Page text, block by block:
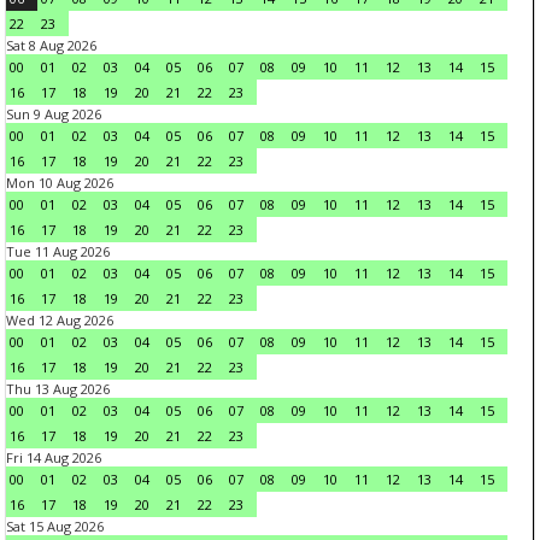
22
23
Sat 8 Aug 2026
00
01 02 03 04 05 06 07 08 09 10 11 12 13 14
15
16
17 18 19 20 21 22
23
Sun 9 Aug 2026
00
01 02 03 04 05 06 07 08 09 10 11 12 13 14
15
16
17 18 19 20 21 22
23
Mon 10 Aug 2026
00
01 02 03 04 05 06 07 08 09 10 11 12 13 14
15
16
17 18 19 20 21 22
23
Tue 11 Aug 2026
00
01 02 03 04 05 06 07 08 09 10 11 12 13 14
15
16
17 18 19 20 21 22
23
Wed 12 Aug 2026
00
01 02 03 04 05 06 07 08 09 10 11 12 13 14
15
16
17 18 19 20 21 22
23
Thu 13 Aug 2026
00
01 02 03 04 05 06 07 08 09 10 11 12 13 14
15
16
17 18 19 20 21 22
23
Fri 14 Aug 2026
00
01 02 03 04 05 06 07 08 09 10 11 12 13 14
15
16
17 18 19 20 21 22
23
Sat 15 Aug 2026